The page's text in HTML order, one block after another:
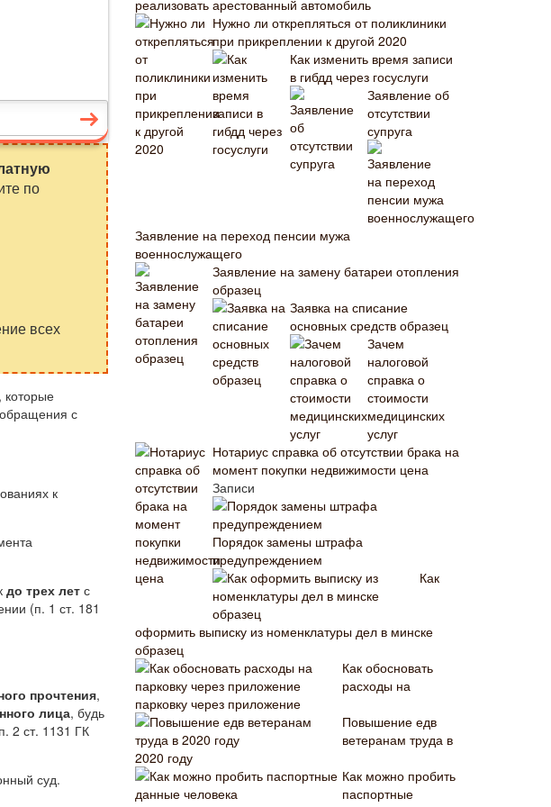
по
всех
которые
с
к
до трех лет с
(п. 1 ст. 181
прочтения,
лица, будь
2 ст. 1131 ГК
суд.
реализовать арестованный автомобиль
Нужно ли открепляться от поликлиники
при прикреплении к другой 2020
Как изменить время записи
в гибдд через госуслуги
Заявление об
отсутствии
супруга
Заявление на переход пенсии мужа
военнослужащего
Заявление на замену батареи отопления
образец
Заявка на списание
основных средств образец
Зачем
налоговой
справка о
стоимости
медицинских
услуг
Нотариус справка об отсутствии брака на
момент покупки недвижимости цена
Записи
Порядок замены штрафа
предупреждением
Как
оформить выписку из номенклатуры дел в минске
образец
Как обосновать
расходы на
парковку через приложение
Повышение едв
ветеранам труда в
2020 году
Как можно пробить
паспортные